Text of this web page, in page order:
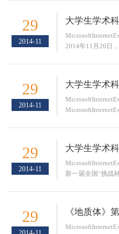
29
2014-11
2014年11月20日
29
2014-11
29
2014-11
新一届全国“挑战
29
2014-11
《地质体》